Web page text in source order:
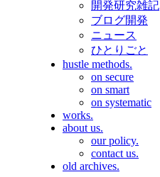
開発研究雑記
ブログ開発
ニュース
ひとりごと
hustle methods.
on secure
on smart
on systematic
works.
about us.
our policy.
contact us.
old archives.